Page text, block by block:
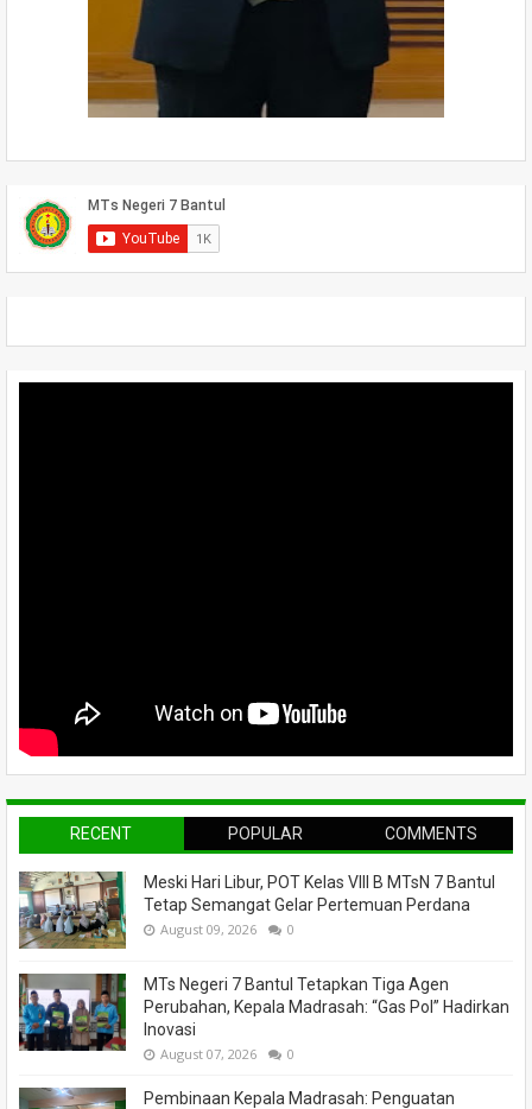
RECENT POPULAR COMMENTS
Meski Hari Libur, POT Kelas VIII B MTsN 7 Bantul
Tetap Semangat Gelar Pertemuan Perdana
August 09, 2026 0
MTs Negeri 7 Bantul Tetapkan Tiga Agen
Perubahan, Kepala Madrasah: “Gas Pol” Hadirkan
Inovasi
August 07, 2026 0
Pembinaan Kepala Madrasah: Penguatan